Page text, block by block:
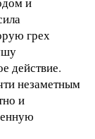
грех
действие.
незаметным
и